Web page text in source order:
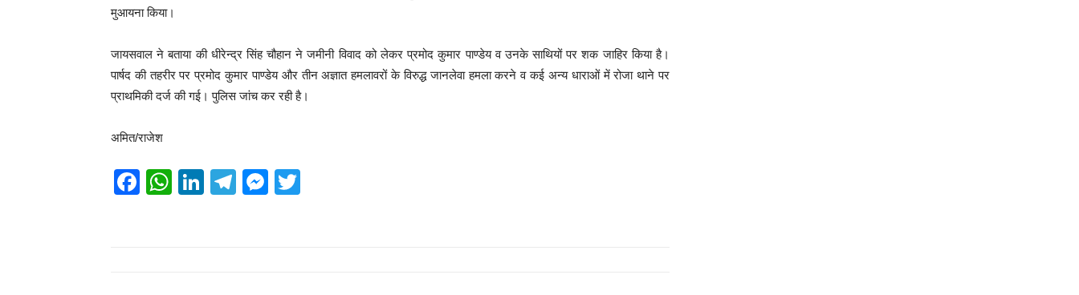
मुआयना किया।
जायसवाल ने बताया की धीरेन्द्र सिंह चौहान ने जमीनी विवाद को लेकर प्रमोद कुमार पाण्डेय व उनके साथियों पर शक जाहिर किया है।
पार्षद की तहरीर पर प्रमोद कुमार पाण्डेय और तीन अज्ञात हमलावरों के विरुद्ध जानलेवा हमला करने व कई अन्य धाराओं में रोजा थाने पर
प्राथमिकी दर्ज की गई। पुलिस जांच कर रही है।
अमित/राजेश
F
W
Li
T
M